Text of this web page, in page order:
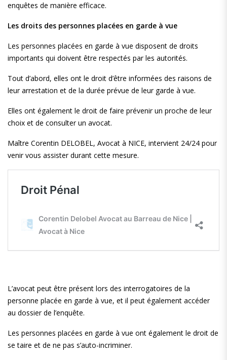
enquêtes de manière efficace.
Les droits des personnes placées en garde à vue
Les personnes placées en garde à vue disposent de droits
importants qui doivent être respectés par les autorités.
Tout d’abord, elles ont le droit d’être informées des raisons de
leur arrestation et de la durée prévue de leur garde à vue.
Elles ont également le droit de faire prévenir un proche de leur
choix et de consulter un avocat.
Maître Corentin DELOBEL, Avocat à NICE, intervient 24/24 pour
venir vous assister durant cette mesure.
L’avocat peut être présent lors des interrogatoires de la
personne placée en garde à vue, et il peut également accéder
au dossier de l’enquête.
Les personnes placées en garde à vue ont également le droit de
se taire et de ne pas s’auto-incriminer.